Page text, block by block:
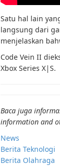
Satu hal lain
langsung dari
menjelaskan
Code Vein II
Xbox Series X|S.
Baca juga
information and
News
Berita Teknologi
Berita Olahraga